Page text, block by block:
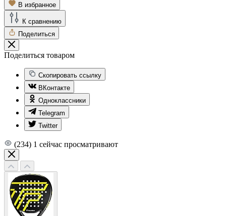
В избранное
К сравнению
Поделиться
Поделиться товаром
Скопировать ссылку
ВКонтакте
Одноклассники
Telegram
Twitter
(234) 1 сейчас просматривают